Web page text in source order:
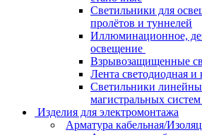
Светильники для
пролётов и туннелей
Иллюминационное,
освещение
Взрывозащищенные
Лента светодиодная
Светильники
магистральных
Изделия для электромонтажа
Арматура кабельная/